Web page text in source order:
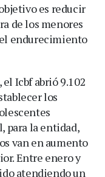
es reducir
de los menores
el endurecimiento
Icbf abrió 9.102
los
para la entidad,
van en aumento
Entre enero y
atendiendo un